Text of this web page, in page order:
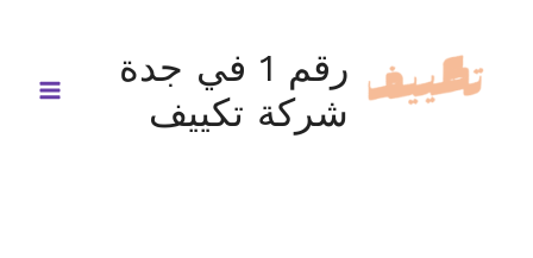
المحتوى
رقم 1 في جدة
شركة تكييف